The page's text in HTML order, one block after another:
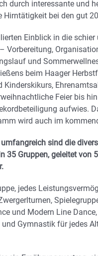
durch interessante und
Hirntätigkeit bei den gut
Einblick in die
Vorbereitung,
und
beim Haager
Feier bis
aufwies.
wird auch im
sind die
35 Gruppen, geleitet von
jedes
und Modern Line
Gymnastik für jedes